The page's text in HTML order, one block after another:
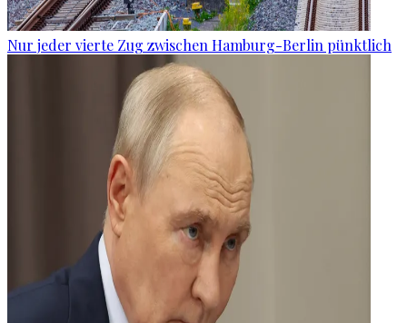
Nur jeder vierte Zug zwischen Hamburg-Berlin pünktlich